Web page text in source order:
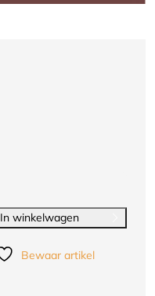
In winkelwagen
Bewaar artikel